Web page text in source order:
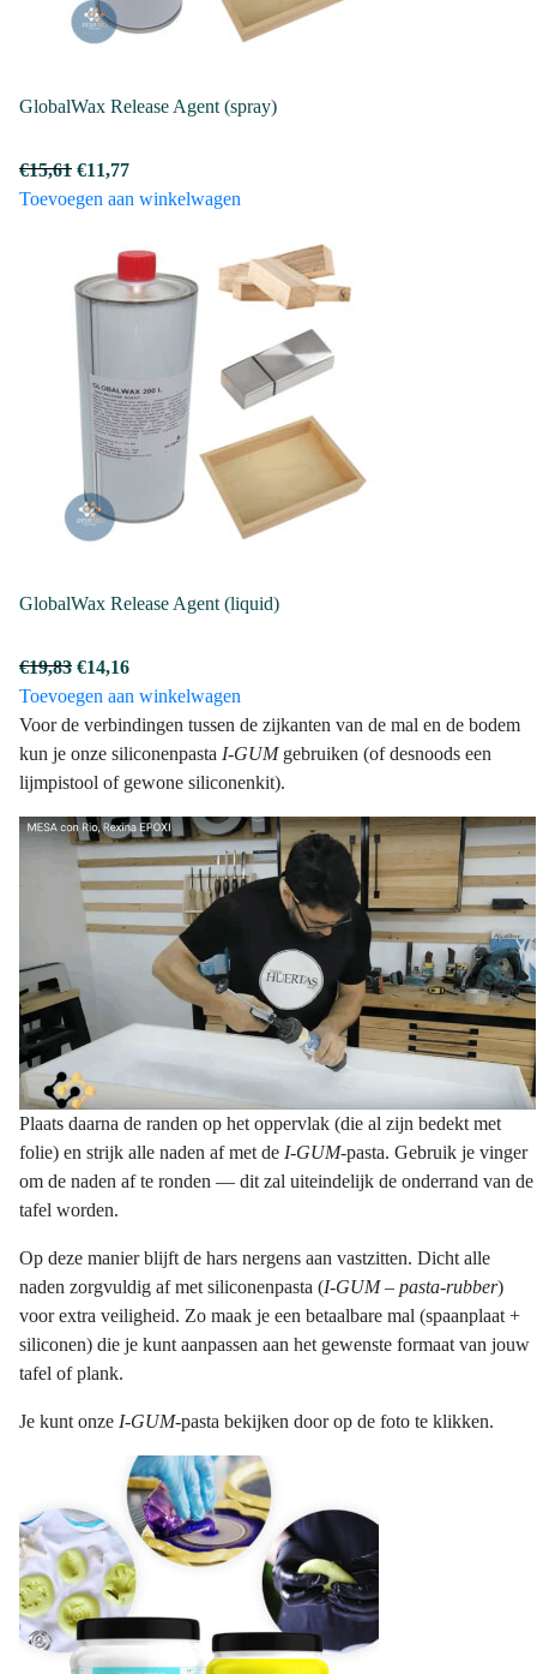
GlobalWax Release Agent (spray)
€15,61 Oorspronkelijke
prijs
€15,61.
€11,77Huidige
prijs
€11,77.
Toevoegen aan winkelwagen
GlobalWax Release Agent (liquid)
€19,83 Oorspronkelijke
prijs
was:
€19,83.
€14,16Huidige
prijs
is:
€14,16.
Toevoegen aan winkelwagen
Voor de verbindingen tussen de zijkanten van de mal en de bodem
kun je onze siliconenpasta I-GUMgebruiken (of desnoods een
lijmpistool of gewone siliconenkit).
Plaats daarna de randen op het oppervlak (die al zijn bedekt met
folie) en strijk alle naden af met de I-GUM-pasta. Gebruik je vinger
om de naden af te ronden — dit zal uiteindelijk de onderrand van de
tafel worden.
Op deze manier blijft de hars nergens aan vastzitten. Dicht alle
naden zorgvuldig af met siliconenpasta (I-GUM – pasta-rubber)
voor extra veiligheid. Zo maak je een betaalbare mal (spaanplaat +
siliconen) die je kunt aanpassen aan het gewenste formaat van jouw
tafel of plank.
Je kunt onze I-GUM-pasta bekijken door op de foto te klikken.